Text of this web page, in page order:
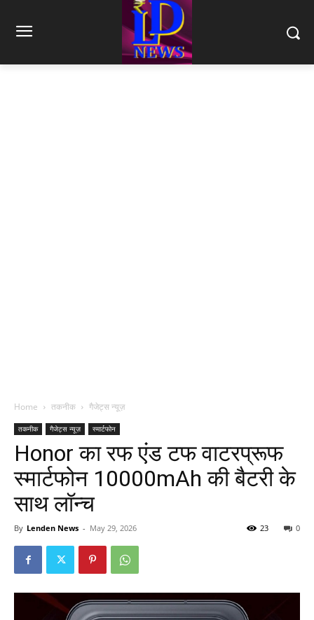
Home तकनीक गैजेट्स न्यूज़
तकनीक गैजेट्स न्यूज़ स्मार्टफोन
Honor का रफ एंड टफ वाटरप्रूफ
स्मार्टफोन 10000mAh की बैटरी के
साथ लॉन्च
By Lenden News - May 29, 2026 0
23